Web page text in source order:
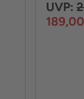
UVP: